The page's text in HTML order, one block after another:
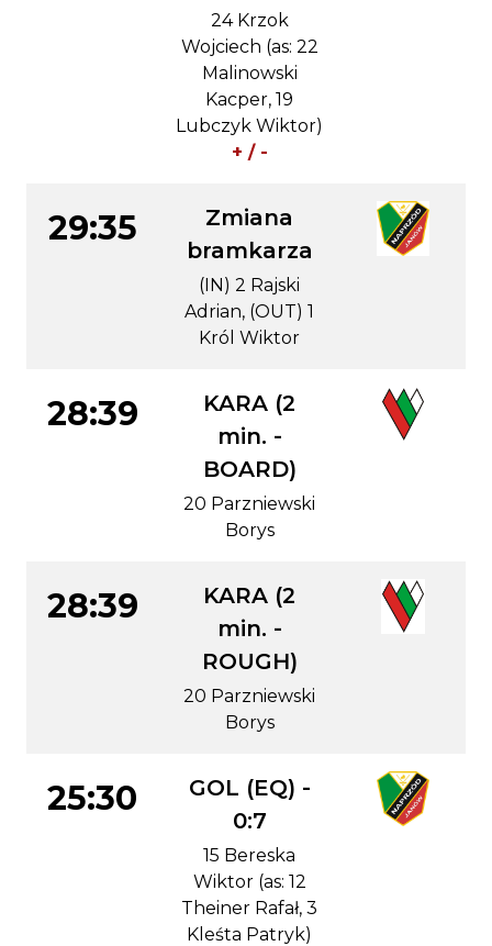
24 Krzok
Wojciech (as: 22
Malinowski
Kacper, 19
Lubczyk Wiktor)
+ / -
29:35
Zmiana
bramkarza
(IN) 2 Rajski
Adrian, (OUT) 1
Król Wiktor
28:39
KARA (2
min. -
BOARD)
20 Parzniewski
Borys
28:39
KARA (2
min. -
ROUGH)
20 Parzniewski
Borys
25:30
GOL (EQ) -
0:7
15 Bereska
Wiktor (as: 12
Theiner Rafał, 3
Kleśta Patryk)